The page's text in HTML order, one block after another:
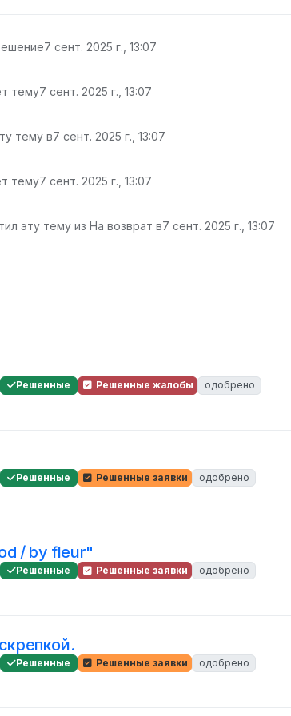
7 сент. 2025 г., 13:07
тему7 сент. 2025 г., 13:07
тему в7 сент. 2025 г., 13:07
тему7 сент. 2025 г., 13:07
эту тему из На возврат в7 сент. 2025 г., 13:07
Решенные Решенные жалобы
одобрено
Решенные Решенные заявки
одобрено
/ by fleur"
Решенные Решенные заявки
одобрено
Решенные Решенные заявки
одобрено